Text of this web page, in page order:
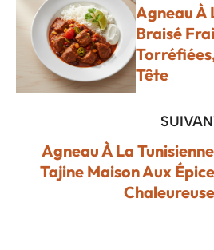
Agneau À
Braisé
Tête
Agneau À La
Tajine Maison Aux